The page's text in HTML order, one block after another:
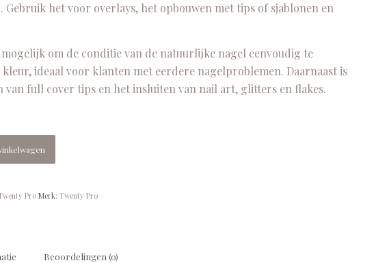
het voor overlays, het opbouwen met tips of sjablonen en
om de conditie van de natuurlijke nagel eenvoudig te
ideaal voor klanten met eerdere nagelproblemen. Daarnaast is
van full cover tips en het insluiten van nail art, glitters en flakes.
Pro Merk: Twenty Pro
Beoordelingen (0)